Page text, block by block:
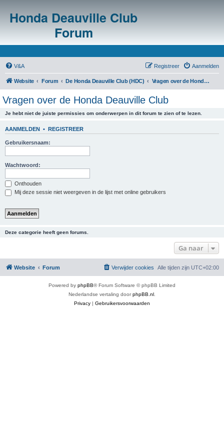
Honda Deauville Club
Forum
V&A Aanmelden
Registreer
Website Forum De Honda Deauville Club (HDC) Vragen over de Honda Deauville Club
Vragen over de Honda Deauville Club
Je hebt niet de juiste permissies om onderwerpen in dit forum te zien of te lezen.
AANMELDEN • REGISTREER
Gebruikersnaam:
Wachtwoord:
Onthouden
Mij deze sessie niet weergeven in de lijst met online gebruikers
Deze categorie heeft geen forums.
Ga naar
Website Forum Alle tijden zijn UTC+02:00
Verwijder cookies
Powered by phpBB® Forum Software © phpBB Limited
Nederlandse vertaling doorphpBB.nl
Privacy | Gebruikersvoorwaarden